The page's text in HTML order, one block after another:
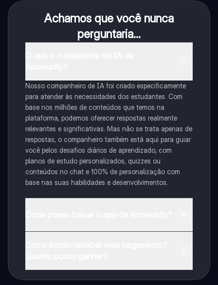
Achamos que você nunca
perguntaria...
Nosso companheiro de IA foi criado especificamente
para atender às necessidades dos estudantes. Com
base nos milhões de conteúdos que temos na
plataforma, podemos oferecer respostas realmente
relevantes e significativas. Mas não se trata apenas de
respostas, o companheiro também está aqui para guiar
você pelos desafios diários de aprendizado, com
planos de estudo personalizados, quizzes ou
conteúdos no chat e 100% de personalização com
base nas suas habilidades e desenvolvimentos.